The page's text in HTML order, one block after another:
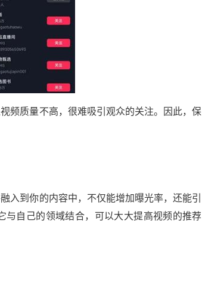
频质量不高，很难吸引观众的关注。因此，保
入到你的内容中，不仅能增加曝光率，还能引
与自己的领域结合，可以大大提高视频的推荐